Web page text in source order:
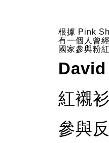
根據 Pink
有一個人曾
國家參與粉
David
紅襯
參與